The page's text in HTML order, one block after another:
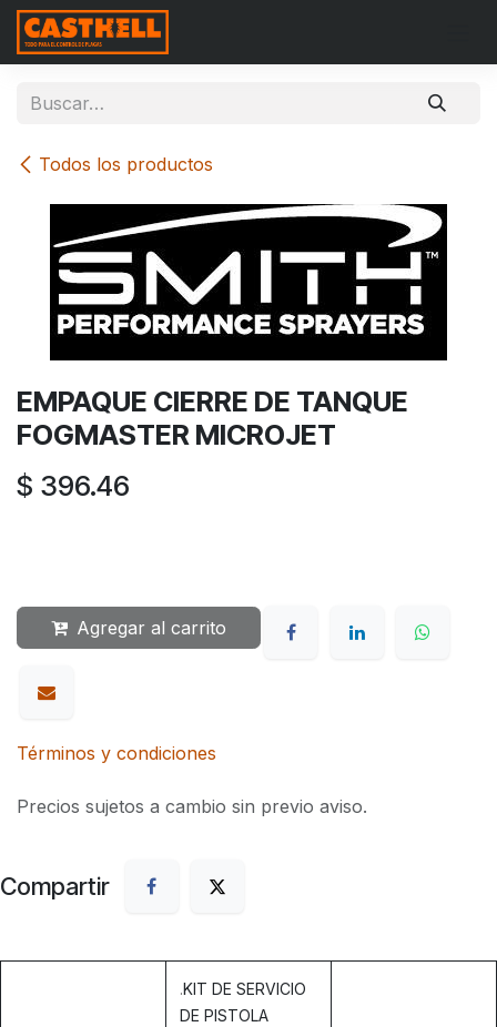
Ir al contenido
Todos los productos
EMPAQUE CIERRE DE TANQUE
FOGMASTER MICROJET
$ 396.46
Agregar al carrito
Términos y condiciones
Precios sujetos a cambio sin previo aviso.
Compartir
.KIT DE SERVICIO
DE PISTOLA